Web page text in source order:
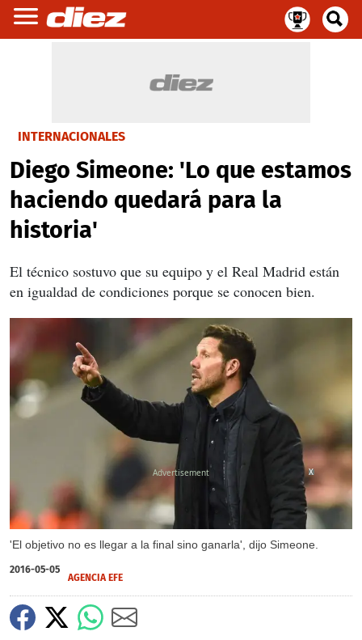
INTERNACIONALES
Diego Simeone: 'Lo que estamos
haciendo quedará para la
historia'
El técnico sostuvo que su equipo y el Real Madrid están
en igualdad de condiciones porque se conocen bien.
'El objetivo no es llegar a la final sino ganarla', dijo Simeone.
X
2016-05-05
AGENCIA EFE